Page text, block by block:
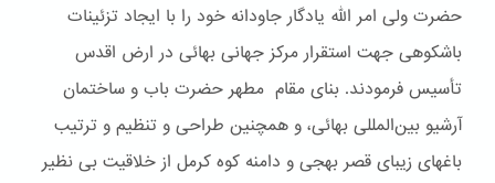
حضرت ولی امر الله یادگار جاودانه خود را با ایجاد تزئینات
باشكوهی جهت استقرار مرکز جهانی بهائی در ارض اقدس
تأسیس فرمودند. بنای مقام مطهر حضرت باب و ساختمان
آرشیو بین‌المللی بهائی، و همچنین طراحی و تنظیم و ترتیب
باغهای زیبای قصر بهجی و دامنه کوه کرمل از خلاقیت بی نظیر